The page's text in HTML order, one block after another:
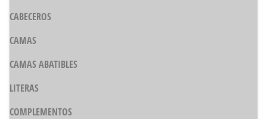
CABECEROS
CAMAS
CAMAS ABATIBLES
LITERAS
COMPLEMENTOS